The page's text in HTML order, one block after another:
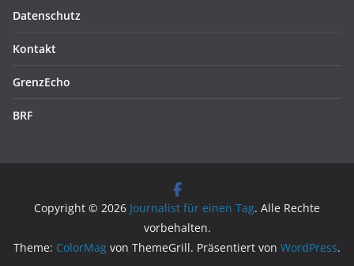
Datenschutz
Kontakt
GrenzEcho
BRF
Copyright © 2026 Journalist für einen Tag. Alle Rechte
vorbehalten.
Theme: ColorMag von ThemeGrill. Präsentiert von WordPress.